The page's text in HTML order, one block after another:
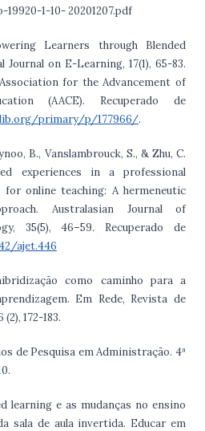
1-10- 20201207.pdf
Learners through Blended
on E-Learning, 17(1), 65-83.
for the Advancement of
(AACE). Recuperado de
primary/p/177966/.
B., Vanslambrouck, S., & Zhu, C.
experiences in a professional
for online teaching: A hermeneutic
Australasian Journal of
35(5), 46–59. Recuperado de
ajet.446
como caminho para a
Em Rede, Revista de
172-183.
de Pesquisa em Administração. 4ª
learning e as mudanças no ensino
sala de aula invertida. Educar em